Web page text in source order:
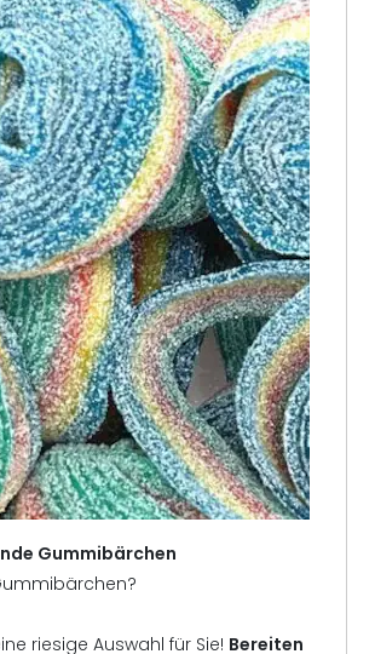
Gummibärchen
riesige Auswahl für Sie! Bereiten